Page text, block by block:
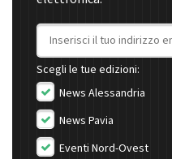
Indirizzo email
Scegli le tue edizioni:
News Alessandria
News Pavia
Eventi Nord-Ovest